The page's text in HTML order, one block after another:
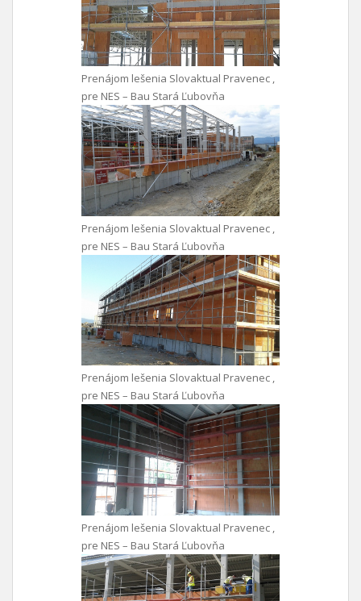
Prenájom lešenia Slovaktual Pravenec ,
pre NES – Bau Stará Ľubovňa
Prenájom lešenia Slovaktual Pravenec ,
pre NES – Bau Stará Ľubovňa
Prenájom lešenia Slovaktual Pravenec ,
pre NES – Bau Stará Ľubovňa
Prenájom lešenia Slovaktual Pravenec ,
pre NES – Bau Stará Ľubovňa